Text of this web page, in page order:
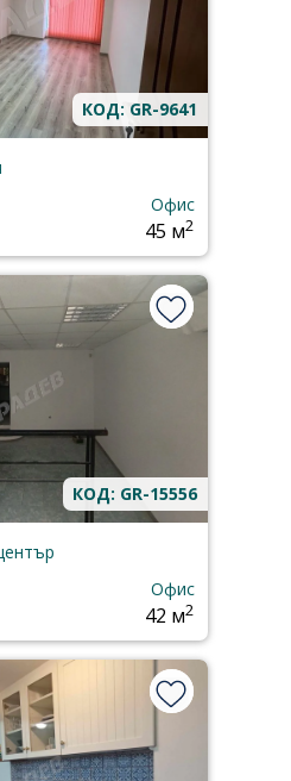
КОД: GR-9641
Офис
45 м2
КОД: GR-15556
Офис
42 м2